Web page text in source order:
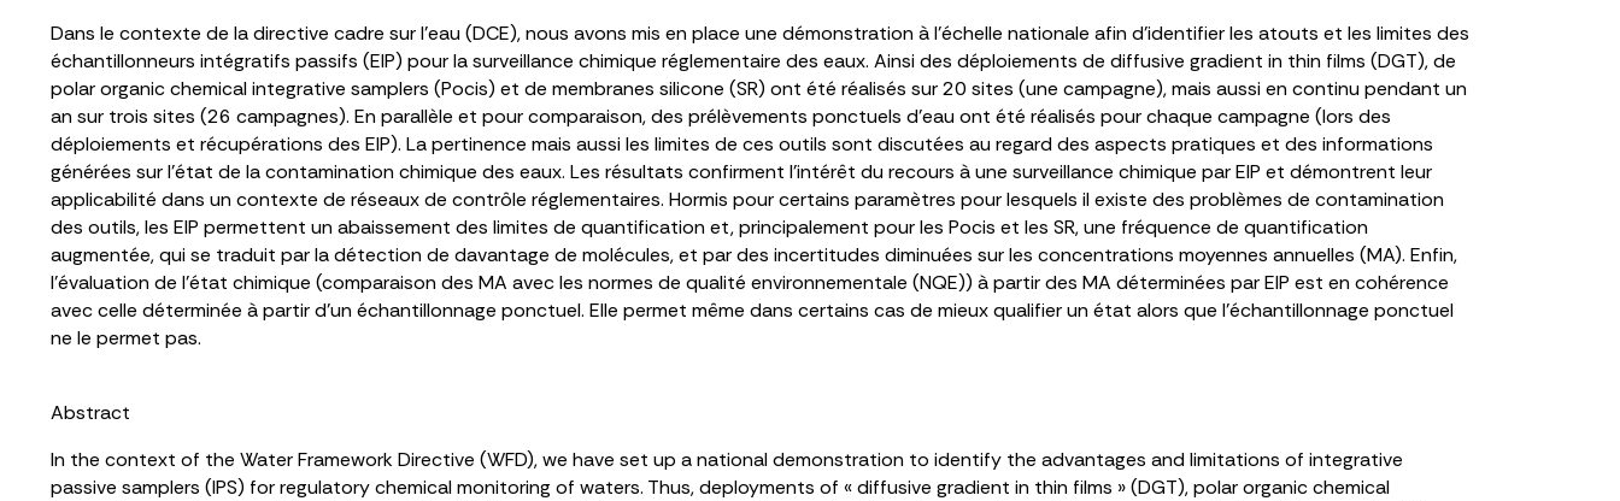
Dans le contexte de la directive cadre sur l’eau (DCE), nous avons mis en place une démonstration à l’échelle nationale afin d’identifier les atouts et les limites des
échantillonneurs intégratifs passifs (EIP) pour la surveillance chimique réglementaire des eaux. Ainsi des déploiements de diffusive gradient in thin films (DGT), de
polar organic chemical integrative samplers (Pocis) et de membranes silicone (SR) ont été réalisés sur 20 sites (une campagne), mais aussi en continu pendant un
an sur trois sites (26 campagnes). En parallèle et pour comparaison, des prélèvements ponctuels d’eau ont été réalisés pour chaque campagne (lors des
déploiements et récupérations des EIP). La pertinence mais aussi les limites de ces outils sont discutées au regard des aspects pratiques et des informations
générées sur l’état de la contamination chimique des eaux. Les résultats confirment l’intérêt du recours à une surveillance chimique par EIP et démontrent leur
applicabilité dans un contexte de réseaux de contrôle réglementaires. Hormis pour certains paramètres pour lesquels il existe des problèmes de contamination
des outils, les EIP permettent un abaissement des limites de quantification et, principalement pour les Pocis et les SR, une fréquence de quantification
augmentée, qui se traduit par la détection de davantage de molécules, et par des incertitudes diminuées sur les concentrations moyennes annuelles (MA). Enfin,
l’évaluation de l’état chimique (comparaison des MA avec les normes de qualité environnementale (NQE)) à partir des MA déterminées par EIP est en cohérence
avec celle déterminée à partir d’un échantillonnage ponctuel. Elle permet même dans certains cas de mieux qualifier un état alors que l’échantillonnage ponctuel
ne le permet pas.
Abstract
In the context of the Water Framework Directive (WFD), we have set up a national demonstration to identify the advantages and limitations of integrative
passive samplers (IPS) for regulatory chemical monitoring of waters. Thus, deployments of « diffusive gradient in thin films » (DGT), polar organic chemical